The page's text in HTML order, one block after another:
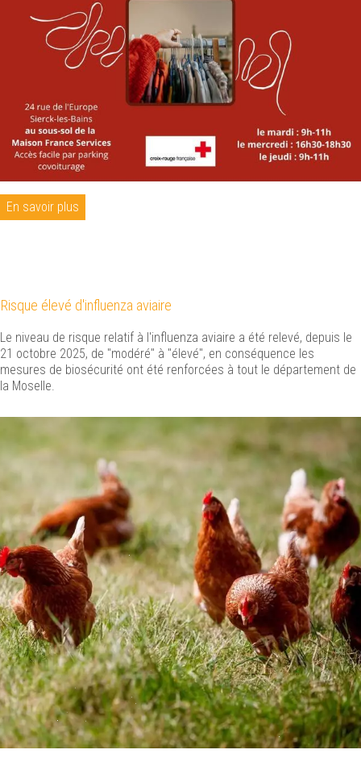
En savoir plus
Risque élevé d'influenza aviaire
Le niveau de risque relatif à l'influenza aviaire a été relevé, depuis le
21 octobre 2025, de "modéré" à "élevé", en conséquence les
mesures de biosécurité ont été renforcées à tout le département de
la Moselle.